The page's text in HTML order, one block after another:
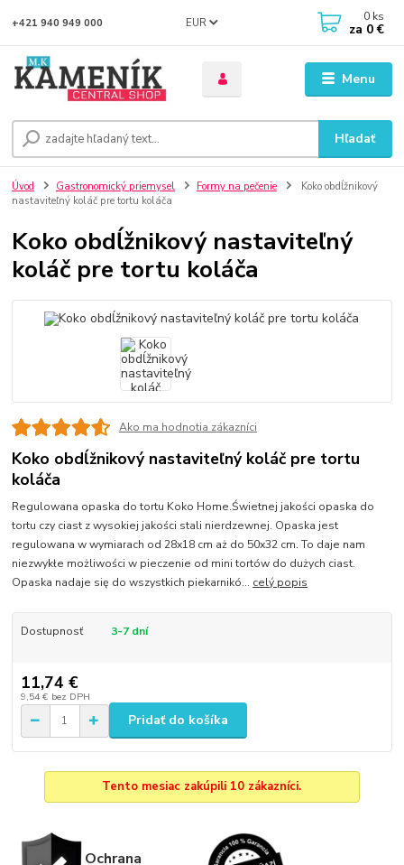
Menu
EUR
Hľadať
+421 940 949 000 0 ks
za 0 €
Úvod Gastronomický priemysel Formy na pečenie
Koko obdĺžnikový
nastaviteľný koláč pre tortu koláča
Koko obdĺžnikový nastaviteľný
koláč pre tortu koláča
Ako ma hodnotia zákazníci
Koko obdĺžnikový nastaviteľný koláč pre tortu
koláča
Regulowana opaska do tortu Koko Home.Świetnej jakości opaska do
tortu czy ciast z wysokiej jakości stali nierdzewnej. Opaska jest
regulowana w wymiarach od 28x18 cm aż do 50x32 cm. To daje nam
niezwykłe możliwości w pieczenie od mini tortów do dużych ciast.
Opaska nadaje się do wszystkich piekarnikó... celý popis
Dostupnosť 3-7 dní
11,74 €
9,54 € bez DPH
Pridať do košíka
Tento mesiac zakúpili 10 zákazníci.
Ochrana